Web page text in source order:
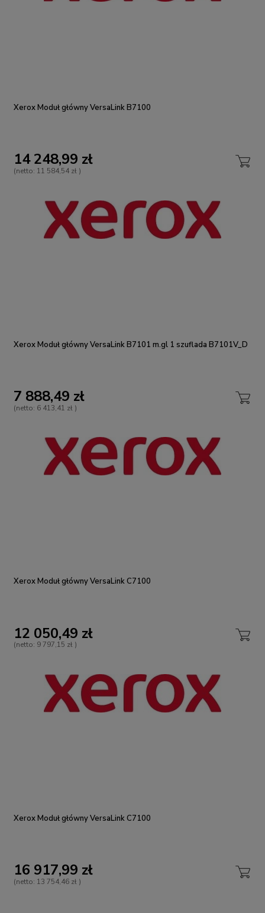
Xerox Moduł główny VersaLink B7100
14 248,99 zł
(netto: 11 584,54 zł )
Xerox Moduł główny VersaLink B7101 m.gl 1 szuflada B7101V_D
7 888,49 zł
(netto: 6 413,41 zł )
Xerox Moduł główny VersaLink C7100
12 050,49 zł
(netto: 9 797,15 zł )
Xerox Moduł główny VersaLink C7100
16 917,99 zł
(netto: 13 754,46 zł )